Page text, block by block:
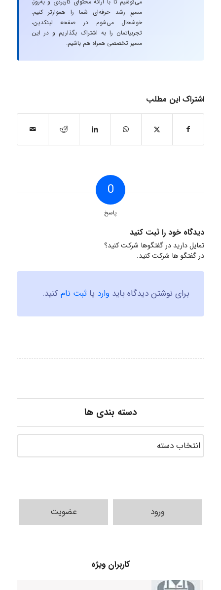
مسیرِ رشد حرفه‌ای شما را هموارتر کنیم.
خوشحال می‌شوم در صفحه لینکدین،
تجربیاتمان را به اشتراک بگذاریم و در این
مسیر تخصصی همراه هم باشیم.
اشتراک این مطلب
0
پاسخ
دیدگاه خود را ثبت کنید
تمایل دارید در گفتگوها شرکت کنید؟
در گفتگو ها شرکت کنید.
برای نوشتن دیدگاه باید وارد یا ثبت نامکنید.
دسته بندی ها
ورود عضویت
کاربران ویژه